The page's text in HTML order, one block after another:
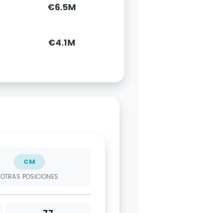
€6.5M
€4.1M
CM
OTRAS POSICIONES